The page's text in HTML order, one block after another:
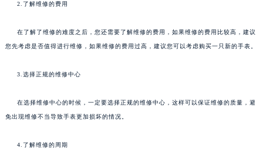
2.了解维修的费用
在了解了维修的难度之后，您还需要了解维修的费用，如果维修的费用比较高，建议
您先考虑是否值得进行维修，如果维修的费用过高，建议您可以考虑购买一只新的手表。
3.选择正规的维修中心
在选择维修中心的时候，一定要选择正规的维修中心，这样可以保证维修的质量，避
免出现维修不当导致手表更加损坏的情况。
4.了解维修的周期